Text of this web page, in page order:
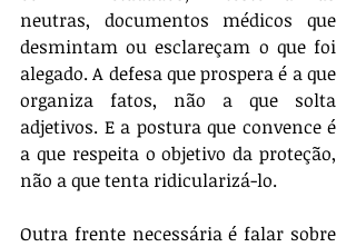
neutras, documentos médicos que
desmintam ou esclareçam o que foi
alegado. A defesa que prospera é a que
organiza fatos, não a que solta
adjetivos. E a postura que convence é
a que respeita o objetivo da proteção,
não a que tenta ridicularizá-lo.
Outra frente necessária é falar sobre